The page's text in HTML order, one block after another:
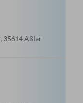
35614 Aßlar